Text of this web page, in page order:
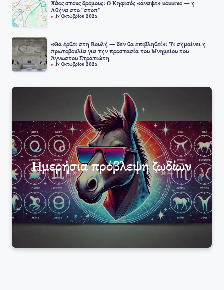
Χάος στους δρόμους: Ο Κηφισός «άναψε» κόκκινο — η
Αθήνα στο “στοπ”
17 Οκτωβρίου 2025
«Θα έρθει στη Βουλή — δεν θα επιβληθεί»: Τι σημαίνει η
πρωτοβουλία για την προστασία του Μνημείου του
Άγνωστου Στρατιώτη
17 Οκτωβρίου 2025
Ημερήσια πρόβλεψη ζωδίων